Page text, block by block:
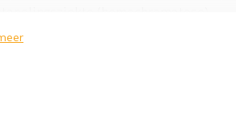
wordt geproduceerd in de lever